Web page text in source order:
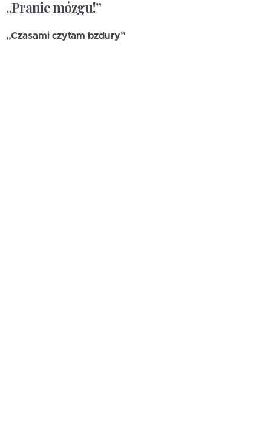
„Pranie mózgu!”
„Czasami czytam bzdury”